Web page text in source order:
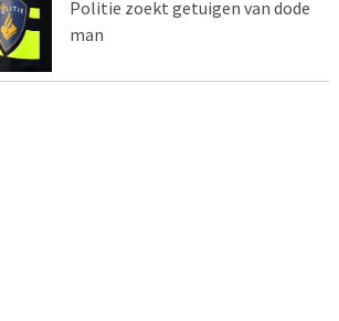
Politie zoekt getuigen van dode
man